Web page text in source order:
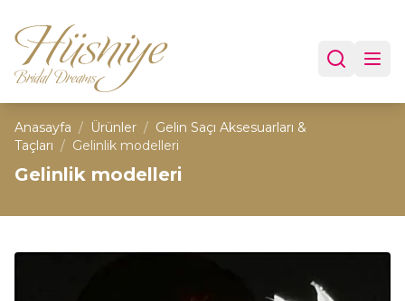
Anasayfa / Ürünler / Gelin Saçı Aksesuarları &
Taçları / Gelinlik modelleri
Gelinlik modelleri